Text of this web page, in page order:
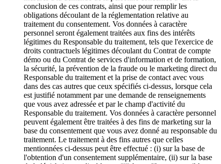
conclusion de ces contrats, ainsi que pour remplir les
obligations découlant de la réglementation relative au
traitement du consentement. Vos données à caractère
personnel seront également traitées aux fins des intérêts
légitimes du Responsable du traitement, tels que l'exercice de
droits contractuels légitimes découlant du Contrat de compte
démo ou du Contrat de services d'information et de formation,
la sécurité, la prévention de la fraude ou le marketing direct du
Responsable du traitement et la prise de contact avec vous
dans des cas autres que ceux spécifiés ci-dessus, lorsque cela
est justifié notamment par une demande de renseignements
que vous avez adressée et par le champ d'activité du
Responsable du traitement. Vos données à caractère personnel
peuvent également être traitées à des fins de marketing sur la
base du consentement que vous avez donné au responsable du
traitement. Le traitement à des fins autres que celles
mentionnées ci-dessus peut être effectué : (i) sur la base de
l'obtention d'un consentement supplémentaire, (ii) sur la base